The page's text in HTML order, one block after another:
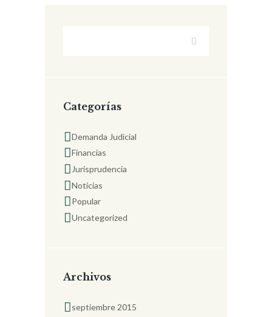
Categorías
Demanda Judicial
Financias
Jurisprudencia
Noticias
Popular
Uncategorized
Archivos
septiembre 2015